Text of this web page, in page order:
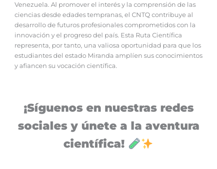
Venezuela. Al promover el interés y la comprensión de las
ciencias desde edades tempranas, el CNTQ contribuye al
desarrollo de futuros profesionales comprometidos con la
innovación y el progreso del país. Esta Ruta Científica
representa, por tanto, una valiosa oportunidad para que los
estudiantes del estado Miranda amplíen sus conocimientos
y afiancen su vocación científica.
¡Síguenos en nuestras redes
sociales y únete a la aventura
científica!